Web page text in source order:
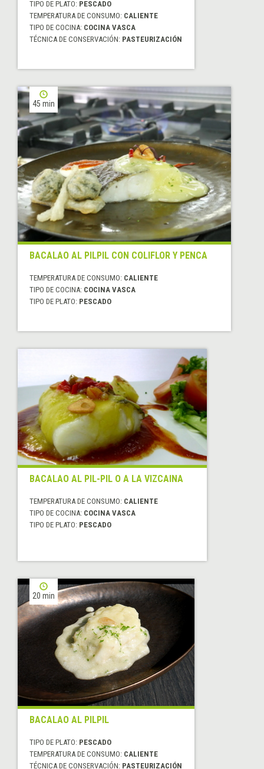
TIPO DE PLATO: PESCADO
TEMPERATURA DE CONSUMO: CALIENTE
TIPO DE COCINA: COCINA VASCA
TÉCNICA DE CONSERVACIÓN: PASTEURIZACIÓN
45 min
BACALAO AL PILPIL CON COLIFLOR Y PENCA
TEMPERATURA DE CONSUMO: CALIENTE
TIPO DE COCINA: COCINA VASCA
TIPO DE PLATO: PESCADO
BACALAO AL PIL-PIL O A LA VIZCAINA
TEMPERATURA DE CONSUMO: CALIENTE
TIPO DE COCINA: COCINA VASCA
TIPO DE PLATO: PESCADO
20 min
BACALAO AL PILPIL
TIPO DE PLATO: PESCADO
TEMPERATURA DE CONSUMO: CALIENTE
TÉCNICA DE CONSERVACIÓN: PASTEURIZACIÓN